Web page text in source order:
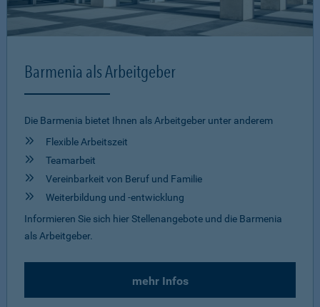
Barmenia als Arbeitgeber
Die Barmenia bietet Ihnen als Arbeitgeber unter anderem
Flexible Arbeitszeit
Teamarbeit
Vereinbarkeit von Beruf und Familie
Weiterbildung und -entwicklung
Informieren Sie sich hier Stellenangebote und die Barmenia
als Arbeitgeber.
mehr Infos